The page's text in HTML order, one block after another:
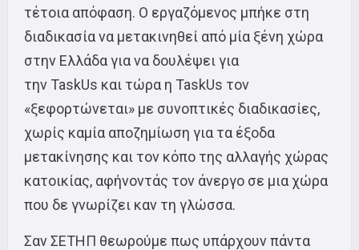
τέτοια απόφαση. Ο εργαζόμενος μπήκε στη
διαδικασία να μετακινηθεί από μία ξένη χώρα
στην Ελλάδα για να δουλέψει για
την TaskUs και τώρα η TaskUs τον
«ξεφορτώνεται» με συνοπτικές διαδικασίες,
χωρίς καμία αποζημίωση για τα έξοδα
μετακίνησης και τον κόπο της αλλαγής χώρας
κατοικίας, αφήνοντάς τον άνεργο σε μια χώρα
που δε γνωρίζει καν τη γλώσσα.
Σαν ΣΕΤΗΠ θεωρούμε πως υπάρχουν πάντα